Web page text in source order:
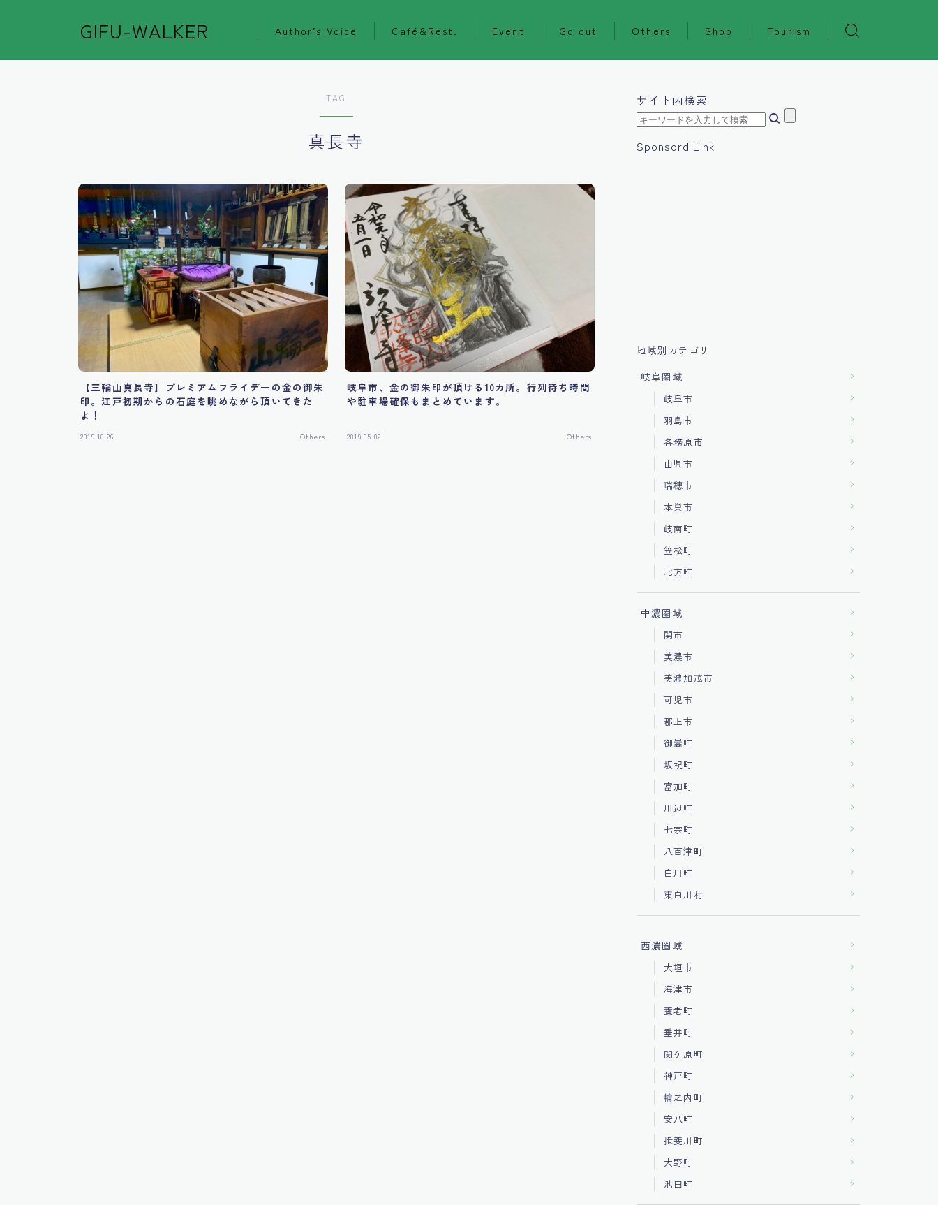
GIFU-WALKER Author’s Voice Café&Rest. Event Go out Others Shop Tourism
TAG
真長寺
【三輪山真長寺】プレミアムフライデーの金の御朱
印。江戸初期からの石庭を眺めながら頂いてきた
よ！
2019.10.26 Others
岐阜市、金の御朱印が頂ける10カ所。行列待ち時間
や駐車場確保もまとめています。
2019.05.02 Others
サイト内検索
Sponsord Link
地域別カテゴリ
岐阜圏域
岐阜市
羽島市
各務原市
山県市
瑞穂市
本巣市
岐南町
笠松町
北方町
中濃圏域
関市
美濃市
美濃加茂市
可児市
郡上市
御嵩町
坂祝町
富加町
川辺町
七宗町
八百津町
白川町
東白川村
西濃圏域
大垣市
海津市
養老町
垂井町
関ケ原町
神戸町
輪之内町
安八町
揖斐川町
大野町
池田町